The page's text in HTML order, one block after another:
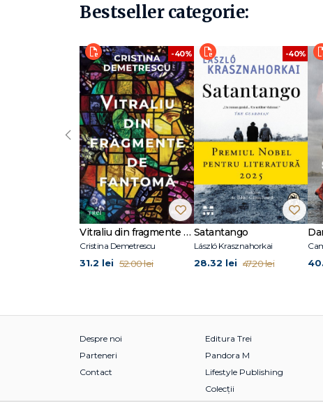
Bestseller categorie:
-40%
Vitraliu din fragmente de fantomă
Cristina Demetrescu
31.2 lei 52.00 lei
-40%
Satantango
László Krasznahorkai
28.32 lei 47.20 lei
‹
Despre noi
Parteneri
Contact
Editura Trei
Pandora M
Lifestyle Publishing
Colecții